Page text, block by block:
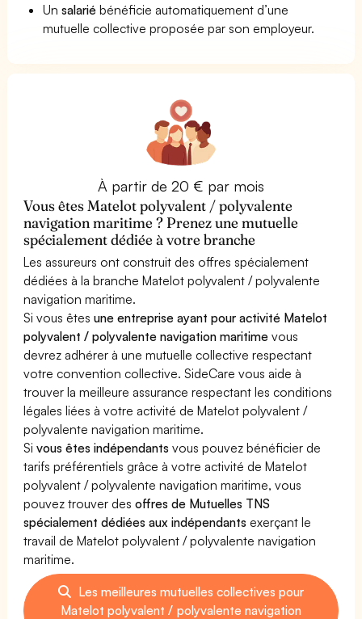
Unsalarié bénéficie automatiquement d’une
mutuelle collective proposée par son employeur.
À partir de 20 € par mois
Vous êtes Matelot polyvalent / polyvalente
navigation maritime ? Prenez une mutuelle
spécialement dédiée à votre branche
Les assureurs ont construit des offres spécialement
dédiées à la branche Matelot polyvalent / polyvalente
navigation maritime.
Si vous êtesune entreprise ayant pour activité Matelot
polyvalent / polyvalente navigation maritime vous
devrez adhérer à une mutuelle collective respectant
votre convention collective. SideCare vous aide à
trouver la meilleure assurance respectant les conditions
légales liées à votre activité de Matelot polyvalent /
polyvalente navigation maritime.
Sivous êtes indépendants vous pouvez bénéficier de
tarifs préférentiels grâce à votre activité de Matelot
polyvalent / polyvalente navigation maritime, vous
pouvez trouver desoffres de Mutuelles TNS
spécialement dédiées aux indépendants exerçant le
travail de Matelot polyvalent / polyvalente navigation
maritime.
Les meilleures mutuelles collectives pour
Matelot polyvalent / polyvalente navigation